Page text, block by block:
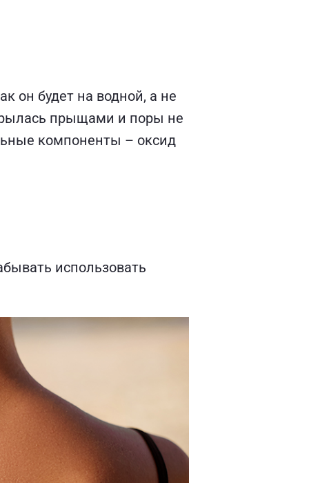
он будет на водной, а не
прыщами и поры не
компоненты – оксид
использовать